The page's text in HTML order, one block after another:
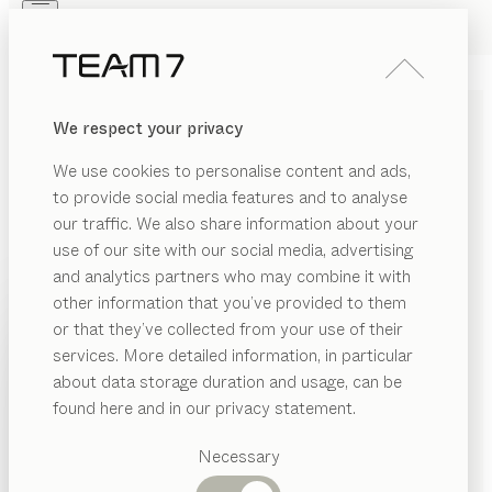
We respect your privacy
We use cookies to personalise content and ads,
to provide social media features and to analyse
our traffic. We also share information about your
use of our site with our social media, advertising
and analytics partners who may combine it with
other information that you’ve provided to them
or that they’ve collected from your use of their
services. More detailed information, in particular
about data storage duration and usage, can be
found here and in our privacy statement.
Necessary
PRODUITS
INSPIRATION
REVENDEUR
Catégories
suggérées
PRODUITS
INSPIRATION
QUI SOMMES-NOUS
REVENDEUR
LITSkids
Stefan Radinger
Nos lits d’enfant se distinguent par leur design épuré,
leur beauté naturelle et leur caractère évolutif. Le lit 1
personne peut être transformé en lit jumeau ou en lit
haut.
CONFIGURER
ESSENCES DE BOIS
Sauf stipulation contraire, toutes les surfaces en bois